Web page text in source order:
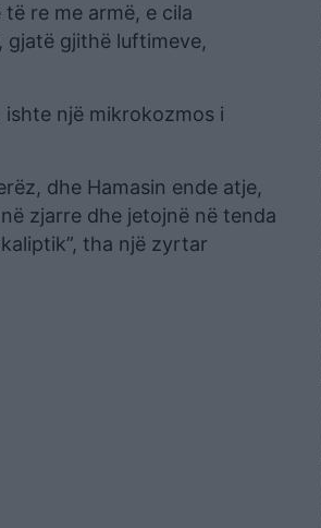
re me armë, e cila
gjatë gjithë luftimeve,
një mikrokozmos i
dhe Hamasin ende atje,
zjarre dhe jetojnë në tenda
tha një zyrtar